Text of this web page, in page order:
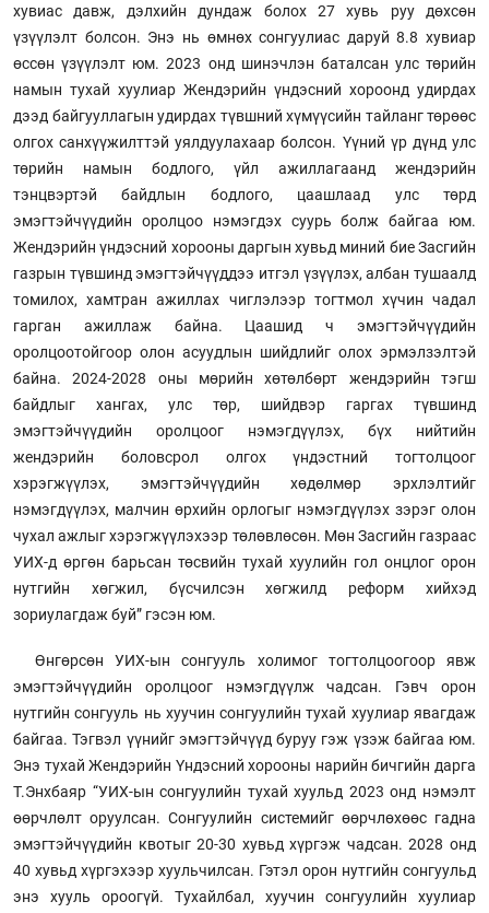
хувиас давж, дэлхийн дундаж болох 27 хувь руу дөхсөн
үзүүлэлт болсон. Энэ нь өмнөх сонгуулиас даруй 8.8 хувиар
өссөн үзүүлэлт юм. 2023 онд шинэчлэн баталсан улс төрийн
намын тухай хуулиар Жендэрийн үндэсний хороонд удирдах
дээд байгууллагын удирдах түвшний хүмүүсийн тайланг төрөөс
олгох санхүүжилттэй уялдуулахаар болсон. Үүний үр дүнд улс
төрийн намын бодлого, үйл ажиллагаанд жендэрийн
тэнцвэртэй байдлын бодлого, цаашлаад улс төрд
эмэгтэйчүүдийн оролцоо нэмэгдэх суурь болж байгаа юм.
Жендэрийн үндэсний хорооны даргын хувьд миний бие Засгийн
газрын түвшинд эмэгтэйчүүддээ итгэл үзүүлэх, албан тушаалд
томилох, хамтран ажиллах чиглэлээр тогтмол хүчин чадал
гарган ажиллаж байна. Цаашид ч эмэгтэйчүүдийн
оролцоотойгоор олон асуудлын шийдлийг олох эрмэлзэлтэй
байна. 2024-2028 оны мөрийн хөтөлбөрт жендэрийн тэгш
байдлыг хангах, улс төр, шийдвэр гаргах түвшинд
эмэгтэйчүүдийн оролцоог нэмэгдүүлэх, бүх нийтийн
жендэрийн боловсрол олгох үндэстний тогтолцоог
хэрэгжүүлэх, эмэгтэйчүүдийн хөдөлмөр эрхлэлтийг
нэмэгдүүлэх, малчин өрхийн орлогыг нэмэгдүүлэх зэрэг олон
чухал ажлыг хэрэгжүүлэхээр төлөвлөсөн. Мөн Засгийн газраас
УИХ-д өргөн барьсан төсвийн тухай хуулийн гол онцлог орон
нутгийн хөгжил, бүсчилсэн хөгжилд реформ хийхэд
зориулагдаж буй” гэсэн юм.
Өнгөрсөн УИХ-ын сонгууль холимог тогтолцоогоор явж
эмэгтэйчүүдийн оролцоог нэмэгдүүлж чадсан. Гэвч орон
нутгийн сонгууль нь хуучин сонгуулийн тухай хуулиар явагдаж
байгаа. Тэгвэл үүнийг эмэгтэйчүүд буруу гэж үзэж байгаа юм.
Энэ тухай Жендэрийн Үндэсний хорооны нарийн бичгийн дарга
Т.Энхбаяр “УИХ-ын сонгуулийн тухай хуульд 2023 онд нэмэлт
өөрчлөлт оруулсан. Сонгуулийн системийг өөрчлөхөөс гадна
эмэгтэйчүүдийн квотыг 20-30 хувьд хүргэж чадсан. 2028 онд
40 хувьд хүргэхээр хуульчилсан. Гэтэл орон нутгийн сонгуульд
энэ хууль ороогүй. Тухайлбал, хуучин сонгуулийн хуулиар